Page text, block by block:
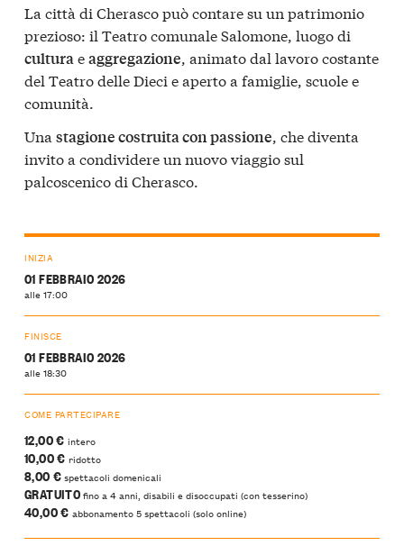
La città di Cherasco può contare su un patrimonio
prezioso: il Teatro comunale Salomone, luogo di
culturaeaggregazione, animato dal lavoro costante
del Teatro delle Dieci e aperto a famiglie, scuole e
comunità.
Una stagione costruita con passione, che diventa
invito a condividere un nuovo viaggio sul
palcoscenico di Cherasco.
INIZIA
01 FEBBRAIO 2026
alle 17:00
FINISCE
01 FEBBRAIO 2026
alle 18:30
COME PARTECIPARE
12,00 € intero
10,00 € ridotto
8,00 €spettacoli domenicali
GRATUITOfino a 4 anni, disabili e disoccupati (con tesserino)
40,00 € abbonamento 5 spettacoli (solo online)